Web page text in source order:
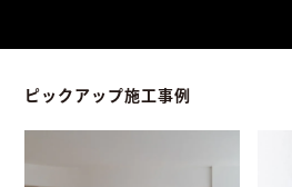
ピックアップ施工事例